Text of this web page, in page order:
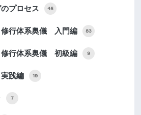
プロセス 45
行体系奥儀 入門編 83
行体系奥儀 初級編 9
践編 19
7